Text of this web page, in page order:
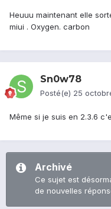
Heuuu maintenant elle
miui . Oxygen. carbon
Sn0w78
Posté(e) 25
Même si je suis en 2.3.6
Archivé
Ce sujet est
de nouvelles